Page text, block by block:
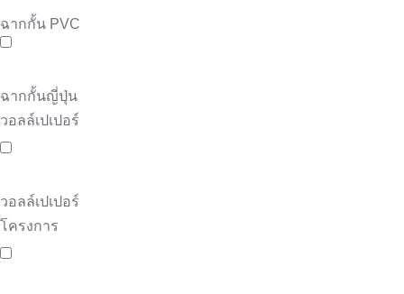
ฉากกั้น PVC
ฉากกั้นญี่ปุ่น
วอลล์เปเปอร์
วอลล์เปเปอร์
โครงการ